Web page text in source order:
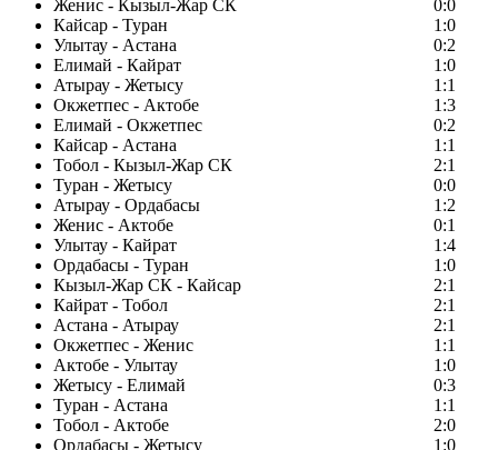
Женис - Кызыл-Жар СК
0:0
Кайсар - Туран
1:0
Улытау - Астана
0:2
Елимай - Кайрат
1:0
Атырау - Жетысу
1:1
Окжетпес - Актобе
1:3
Елимай - Окжетпес
0:2
Кайсар - Астана
1:1
Тобол - Кызыл-Жар СК
2:1
Туран - Жетысу
0:0
Атырау - Ордабасы
1:2
Женис - Актобе
0:1
Улытау - Кайрат
1:4
Ордабасы - Туран
1:0
Кызыл-Жар СК - Кайсар
2:1
Кайрат - Тобол
2:1
Астана - Атырау
2:1
Окжетпес - Женис
1:1
Актобе - Улытау
1:0
Жетысу - Елимай
0:3
Туран - Астана
1:1
Тобол - Актобе
2:0
Ордабасы - Жетысу
1:0